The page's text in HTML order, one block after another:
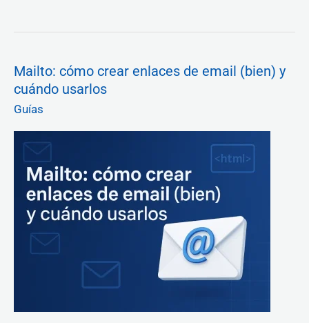
Mailto: cómo crear enlaces de email (bien) y
cuándo usarlos
Guías
Mailto:
cómo
crear
de
cuándo
usarlos